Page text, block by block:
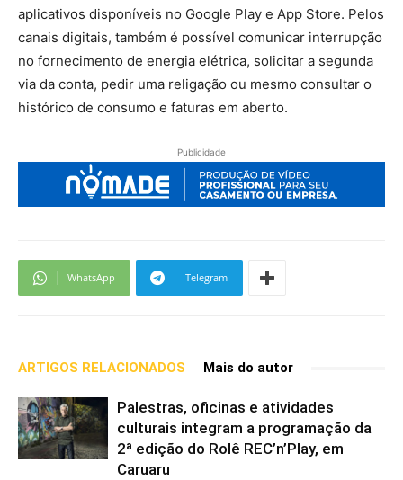
aplicativos disponíveis no Google Play e App Store. Pelos
canais digitais, também é possível comunicar interrupção
no fornecimento de energia elétrica, solicitar a segunda
via da conta, pedir uma religação ou mesmo consultar o
histórico de consumo e faturas em aberto.
Publicidade
WhatsApp Telegram
ARTIGOS RELACIONADOS Mais do autor
Palestras, oficinas e atividades
culturais integram a programação da
2ª edição do Rolê REC’n’Play, em
Caruaru